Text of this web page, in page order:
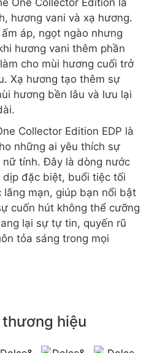
One Collector Edition là
hương vani và xạ hương.
áp, ngọt ngào nhưng
hương vani thêm phần
cho mùi hương cuối trở
Xạ hương tạo thêm sự
hương bền lâu và lưu lại
Collector Edition EDP là
những ai yêu thích sự
nữ tính. Đây là dòng nước
đặc biệt, buổi tiệc tối
lãng mạn, giúp bạn nổi bật
cuốn hút không thể cưỡng
lại sự tự tin, quyến rũ
tỏa sáng trong mọi
hiệu